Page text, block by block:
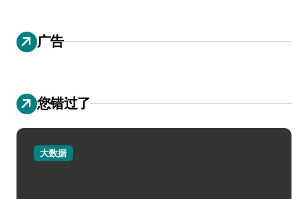
广告
您错过了
大数据